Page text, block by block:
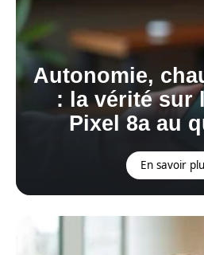
Autonomie,
: la vérité sur
Pixel 8a au
En savoir